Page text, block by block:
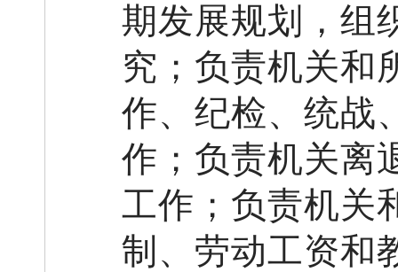
期发展规划
， 组
究 ；负责机关
作、纪检、统战
作； 负责机关离
工作 ； 负责机关
制 、 劳动工资和